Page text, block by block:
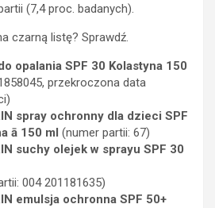
(7,4 proc. badanych).
czarną listę? Sprawdź.
opalania SPF 30 Kolastyna 150
przekroczona data
spray ochronny dla dzieci SPF
ā 150 ml (numer partii: 67)
suchy olejek w sprayu SPF 30
004 201181635)
emulsja ochronna SPF 50+